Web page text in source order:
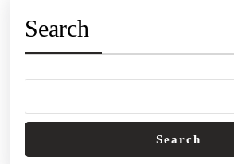
Search
Search